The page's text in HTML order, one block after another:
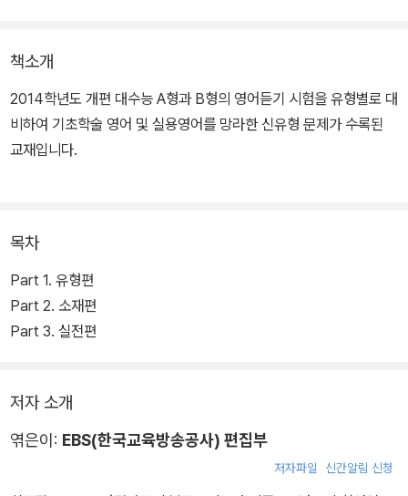
책소개
2014학년도 개편 대수능 A형과 B형의 영어듣기 시험을 유형별로 대
비하여 기초학술 영어 및 실용영어를 망라한 신유형 문제가 수록된
교재입니다.
목차
Part 1. 유형편
Part 2. 소재편
Part 3. 실전편
저자 소개
엮은이: EBS(한국교육방송공사) 편집부
저자파일 신간알림 신청